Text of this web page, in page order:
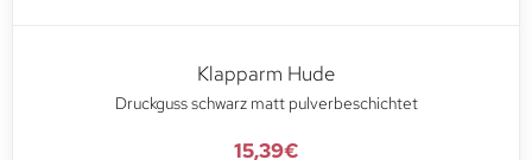
Klapparm Hude
Druckguss schwarz matt pulverbeschichtet
15,39€